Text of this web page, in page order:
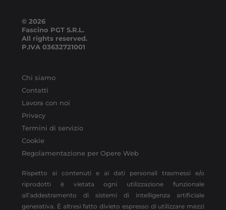
© 2026
Fascino PGT S.R.L.
All rights reserved.
P.IVA 03632721001
Chi siamo
Contatti
Lavora con noi
Privacy
Termini di servizio
Cookie
Regolamentazione per Opere Web
Rispetto ai contenuti e ai dati personali trasmessi e/o
riprodotti è vietata ogni utilizzazione funzionale
all’addestramento di sistemi di intelligenza artificiale
generativa. È altresì fatto divieto espresso di utilizzare mezzi